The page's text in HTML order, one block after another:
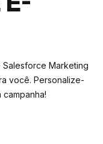
Marketing
você. Personalize-